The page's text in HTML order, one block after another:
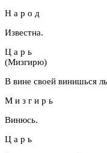
Н а р о д
Известна.
Ц а р ь
(Мизгирю)
В вине своей винишься
М и з г и р ь
Винюсь.
Ц а р ь